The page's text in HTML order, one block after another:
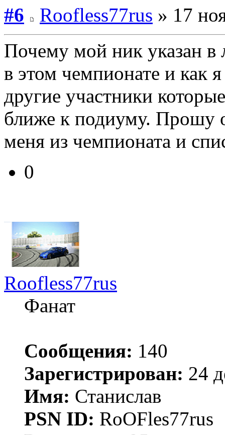
#6
Roofless77rus » 17
Почему мой ник указан в
в этом чемпионате и как
другие участники
ближе к подиуму. Прошу
меня из чемпионата и
0
Roofless77rus
Фанат
Сообщения: 140
Зарегистрирован: 24
Имя: Станислав
PSN ID: RoOFles77rus